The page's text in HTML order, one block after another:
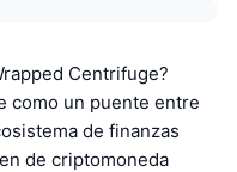
Centrifuge?
como un puente entre
de finanzas
de criptomoneda